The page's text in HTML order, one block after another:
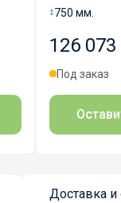
↕750 мм.
126
Под заказ
Доставка и